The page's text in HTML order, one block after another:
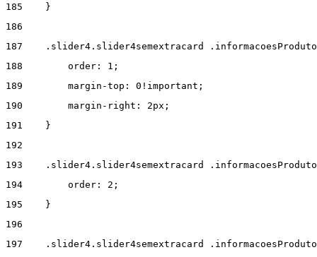
185
    }
186
187
.slider4.slider4semextracard
188
        order: 1;
189
        margin-top: 0!important;
190
        margin-right: 2px;
191
    }
192
193
.slider4.slider4semextracard
194
        order: 2;
195
    }
196
197
.slider4.slider4semextracard